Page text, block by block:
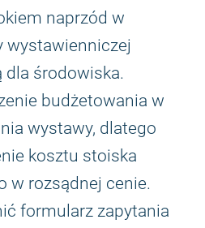
naprzód w
wystawienniczej
dla środowiska.
budżetowania w
wystawy, dlatego
kosztu stoiska
w rozsądnej cenie.
formularz zapytania